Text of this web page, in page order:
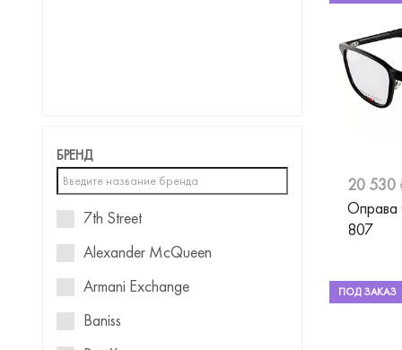
БРЕНД
7th Street
Alexander McQueen
Armani Exchange
Baniss
20 530
Оправа
807
ПОД ЗАКАЗ